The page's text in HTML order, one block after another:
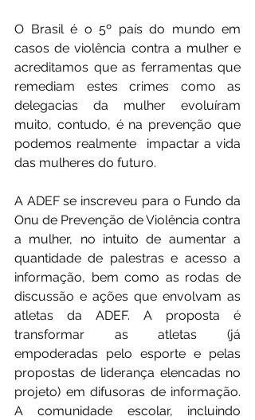
O Brasil é o 5º país do mundo em
casos de violência contra a mulher e
acreditamos que as ferramentas que
remediam estes crimes como as
delegacias da mulher evoluíram
muito, contudo, é na prevenção que
podemos realmente  impactar a vida
das mulheres do futuro.
A ADEF se inscreveu para o Fundo da
Onu de Prevenção de Violência contra
a mulher, no intuito de aumentar a
quantidade de palestras e acesso a
informação, bem como as rodas de
discussão e ações que envolvam as
atletas da ADEF. A proposta é
transformar as atletas (já
empoderadas pelo esporte e pelas
propostas de liderança elencadas no
projeto) em difusoras de informação.
A comunidade escolar, incluindo